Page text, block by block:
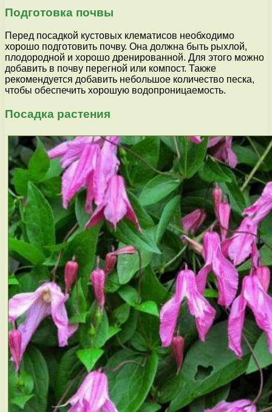
Подготовка почвы
Перед посадкой кустовых клематисов необходимо
хорошо подготовить почву. Она должна быть рыхлой,
плодородной и хорошо дренированной. Для этого можно
добавить в почву перегной или компост. Также
рекомендуется добавить небольшое количество песка,
чтобы обеспечить хорошую водопроницаемость.
Посадка растения